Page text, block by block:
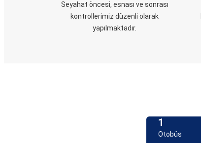
Seyahat öncesi, esnası ve sonrası
kontrollerimiz düzenli olarak
yapılmaktadır.
1
Otobüs